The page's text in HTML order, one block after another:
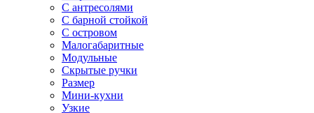
С антресолями
С барной стойкой
С островом
Малогабаритные
Модульные
Скрытые ручки
Размер
Мини-кухни
Узкие